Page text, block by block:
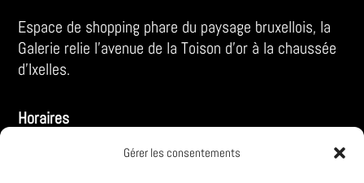
Gérer les consentements
Espace de shopping phare du paysage bruxellois, la
Galerie relie l’avenue de la Toison d’or à la chaussée
d’Ixelles.
Horaires